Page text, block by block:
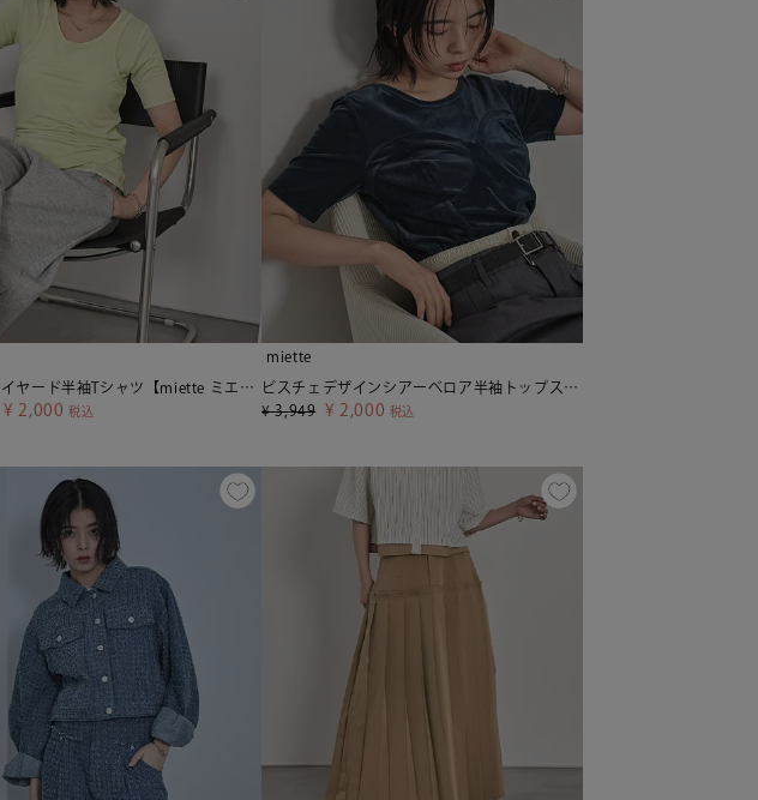
タンクレイヤード半袖Tシャツ【miette ミエット】【メール便可／100】
¥ 2,000 税込
miette
ビスチェデザインシアーベロア半袖トップス【miette ミエット】【メール便可／100】
¥ 3,949 ¥ 2,000 税込